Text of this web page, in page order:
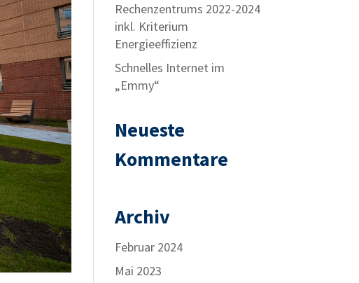
Rechenzentrums 2022-2024
inkl. Kriterium
Energieeffizienz
Schnelles Internet im
„Emmy“
Neueste
Kommentare
Archiv
Februar 2024
Mai 2023